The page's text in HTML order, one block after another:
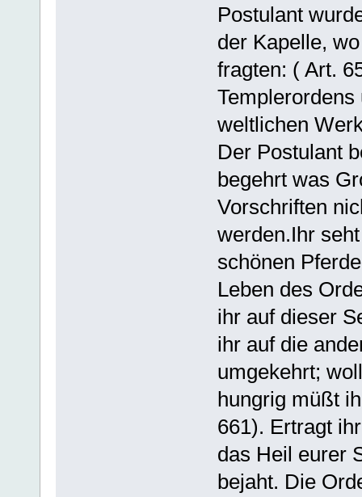
Postulant
der Kapelle,
fragten: ( Art.
weltlichen
Der Postulant
begehrt was
Vorschriften
werden.Ihr
schönen
Leben des
ihr auf dieser
ihr auf die
umgekehrt;
hungrig müßt
661). Ertragt
das Heil eurer
bejaht. Die